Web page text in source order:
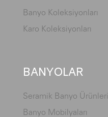
Banyo Koleksiyonları
Karo Koleksiyonları
BANYOLAR
Seramik Banyo Ürünleri
Banyo Mobilyaları